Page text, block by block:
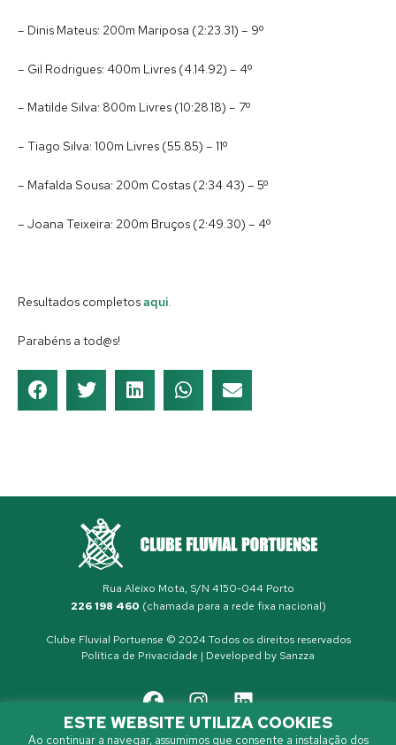
– Dinis Mateus: 200m Mariposa (2:23.31) – 9º
– Gil Rodrigues: 400m Livres (4.14.92) – 4º
– Matilde Silva: 800m Livres (10:28.18) – 7º
– Tiago Silva: 100m Livres (55.85) – 11º
– Mafalda Sousa: 200m Costas (2:34.43) – 5º
– Joana Teixeira: 200m Bruços (2:49.30) – 4º
Resultados completosaqui.
Parabéns a tod@s!
Rua Aleixo Mota, S/N 4150-044 Porto
226 198 460 (chamada para a rede fixa nacional)
Clube Fluvial Portuense © 2024 Todos os direitos reservados
Política de Privacidade | Developed by Sanzza
ESTE WEBSITE UTILIZA COOKIES
Ao continuar a navegar, assumimos que consente a instalação dos